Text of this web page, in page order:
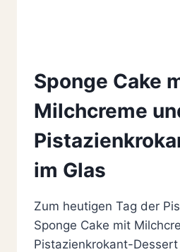
Sponge Cake
Milchcreme
im Glas
Zum heutigen Tag der
Sponge Cake mit
Pistazienkrokant-Dessert